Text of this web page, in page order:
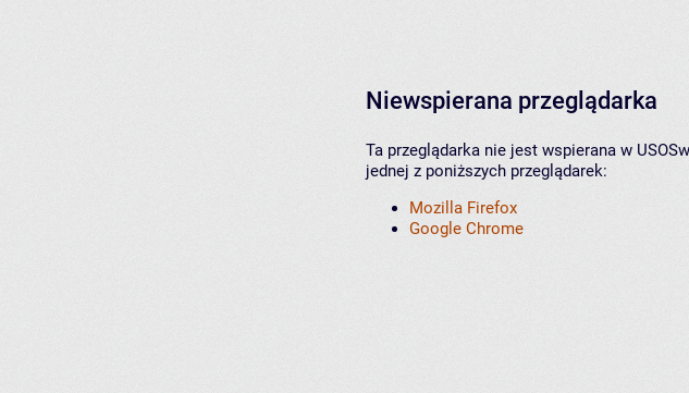
Niewspierana przeglądarka
Ta przeglądarka nie jest wspierana w
jednej z poniższych przeglądarek:
Mozilla Firefox
Google Chrome